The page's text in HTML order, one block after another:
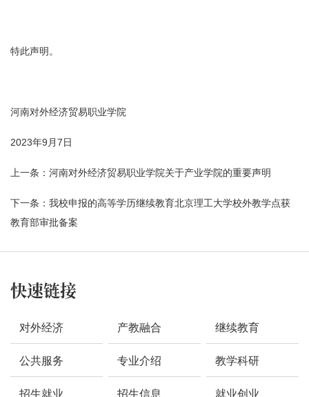
特此声明。
河南对外经济贸易职业学院
2023年9月7日
上一条： 河南对外经济贸易职业学院关于产业学院的重要声明
下一条： 我校申报的高等学历继续教育北京理工大学校外教学点获
教育部审批备案
快速链接
对外经济 产教融合 继续教育
公共服务 专业介绍 教学科研
招生就业 招生信息 就业创业